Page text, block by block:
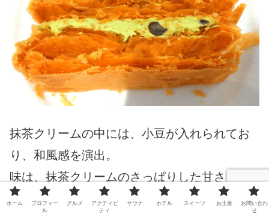
抹茶クリームの中には、小豆が入れられてお
り、和風感を演出。
味は、抹茶クリームのさっぱりした甘さと豆
の甘さのマッチ（●＾o＾●）
ホーム
プロフィー
ル
グルメ
アクティビ
ティ
サウナ ホテル スイーツ お土産
お問い合わ
せ